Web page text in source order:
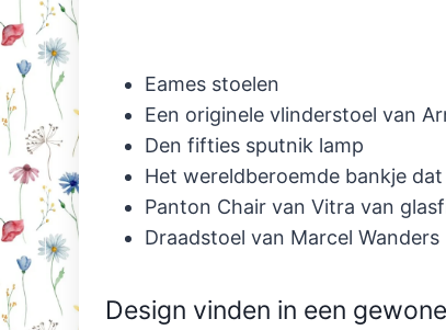
Eames stoelen
Een originele vlinderstoel van
Den fifties sputnik lamp
Het wereldberoemde bankje
Panton Chair van Vitra van
Draadstoel van Marcel Wanders
Design vinden in een